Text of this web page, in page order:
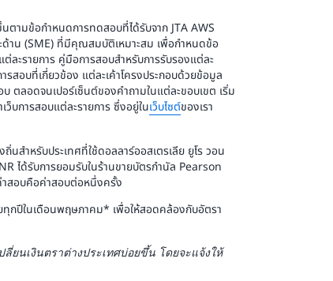
ตามข้อกำหนดการทดสอบที่ได้รับจาก JTA AWS
ด้าน (SME) ที่มีคุณสมบัติเหมาะสม เพื่อกำหนดข้อ
ละรายการ คู่มือการสอบสำหรับการรับรองแต่ละ
รสอบที่เกี่ยวข้อง แต่ละเค้าโครงประกอบด้วยข้อมูล
ตลอดจนเปอร์เซ็นต์ของคำถามในแต่ละขอบเขต เริ่ม
บการสอบแต่ละรายการ ซึ่งอยู่ในเว็บไซต์ของเรา
นสำหรับประเทศที่ใช้ดอลลาร์ออสเตรเลีย ยูโร วอน
ได้รับการยอมรับในร้านขายบัตรกำนัล Pearson
สอบคือค่าสอบต่อหนึ่งครั้ง
ทุกปีในเดือนพฤษภาคม* เพื่อให้สอดคล้องกับอัตรา
ลี่ยนเงินตราต่างประเทศบ่อยขึ้น โดยจะแจ้งให้